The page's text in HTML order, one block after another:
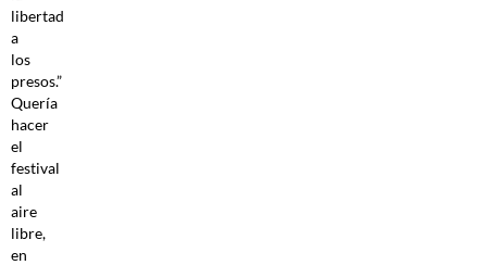
libertad
a
los
presos.”
Quería
hacer
el
festival
al
aire
libre,
en